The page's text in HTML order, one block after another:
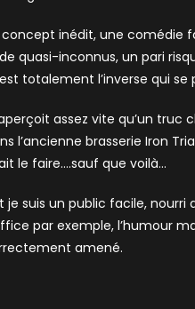
concept inédit, une
quasi-inconnus, un pari
totalement l’inverse qui se
assez vite qu’un
l’ancienne brasserie Iron
le faire….sauf que voilà…
je suis un public facile,
par exemple, l’humour
amené.